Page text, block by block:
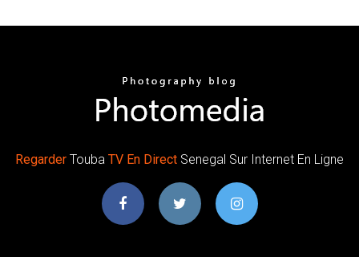
Regarder Touba TV En Direct Senegal Sur Internet En Ligne